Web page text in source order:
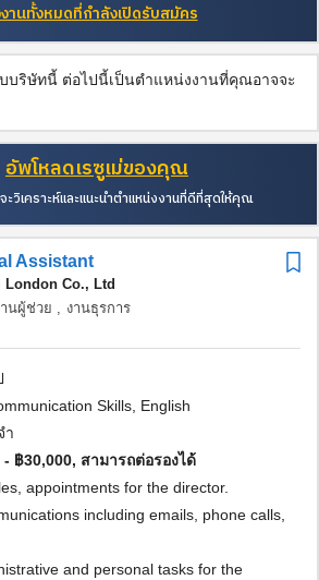
านทั้งหมดที่กำลังเปิดรับสมัคร
บริษัทนี้ ต่อไปนี้เป็นตำแหน่งงานที่คุณอาจจะ
อัพโหลดเรซูเม่ของคุณ
ะวิเคราะห์และแนะนำตำแหน่งงานที่ดีที่สุดให้คุณ
Assistant
London Co., Ltd
านผู้ช่วย , งานธุรการ
Skills, English
ำ
- ฿30,000, สามารถต่อรองได้
appointments for the director.
including emails, phone calls,
and personal tasks for the